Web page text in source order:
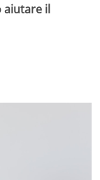
aiutare il